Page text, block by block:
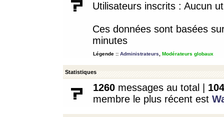
Utilisateurs inscrits : Aucun
Ces données sont basées
minutes
Légende :: Administrateurs Modérateurs globaux
Statistiques
1260 messages au total | 104
membre le plus récent est